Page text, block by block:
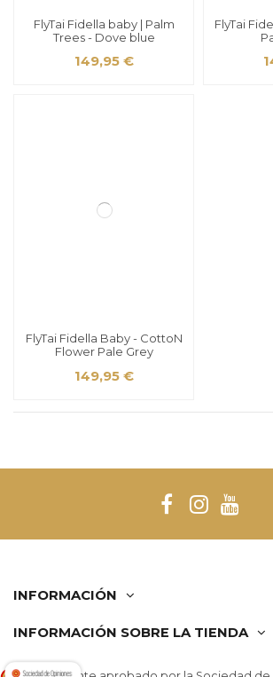
FlyTai Fidella baby | Palm
Trees - Dove blue
149,95 €
FlyTai
FlyTai Fidella Baby - CottoN
Flower Pale Grey
149,95 €
INFORMACIÓN
INFORMACIÓN SOBRE LA TIENDA